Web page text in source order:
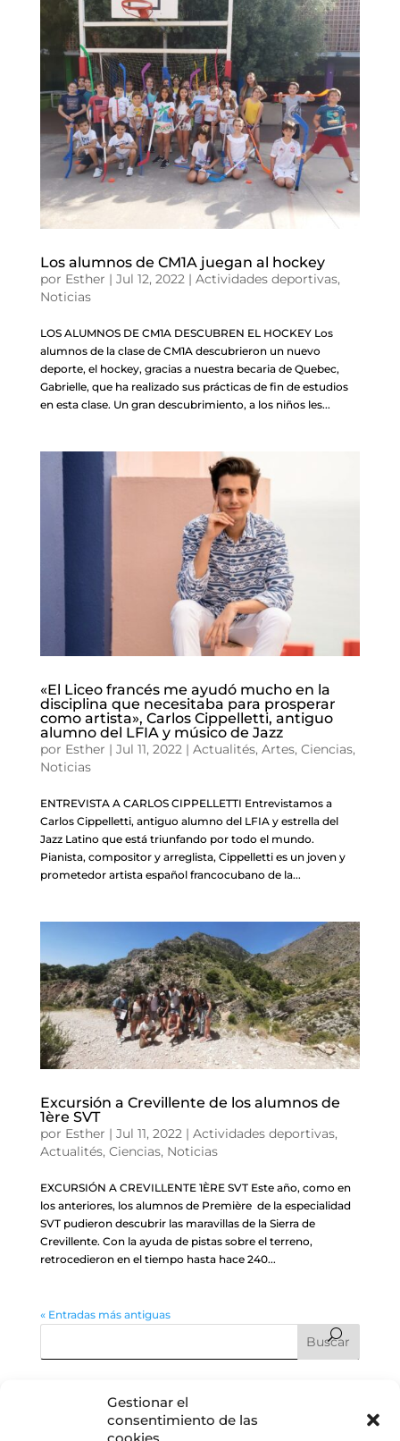
Gestionar el
consentimiento de las
cookies
Los alumnos de CM1A juegan al hockey
por Esther | Jul 12, 2022| Actividades deportivas,
Noticias
LOS ALUMNOS DE CM1A DESCUBREN EL HOCKEY Los
alumnos de la clase de CM1A descubrieron un nuevo
deporte, el hockey, gracias a nuestra becaria de Quebec,
Gabrielle, que ha realizado sus prácticas de fin de estudios
en esta clase. Un gran descubrimiento, a los niños les...
«El Liceo francés me ayudó mucho en la
disciplina que necesitaba para prosperar
como artista», Carlos Cippelletti, antiguo
alumno del LFIA y músico de Jazz
por Esther | Jul 11, 2022| Actualités, Artes, Ciencias,
Noticias
ENTREVISTA A CARLOS CIPPELLETTI Entrevistamos a
Carlos Cippelletti, antiguo alumno del LFIA y estrella del
Jazz Latino que está triunfando por todo el mundo.
Pianista, compositor y arreglista, Cippelletti es un joven y
prometedor artista español francocubano de la...
Excursión a Crevillente de los alumnos de
1ère SVT
por Esther | Jul 11, 2022| Actividades deportivas,
Actualités, Ciencias, Noticias
EXCURSIÓN A CREVILLENTE 1ÈRE SVT Este año, como en
los anteriores, los alumnos de Première de la especialidad
SVT pudieron descubrir las maravillas de la Sierra de
Crevillente. Con la ayuda de pistas sobre el terreno,
retrocedieron en el tiempo hasta hace 240...
« Entradas más antiguas
Entradas recientes
Graduación CM2: cuando el fin de una etapa es, en realidad,
el comienzo de todo